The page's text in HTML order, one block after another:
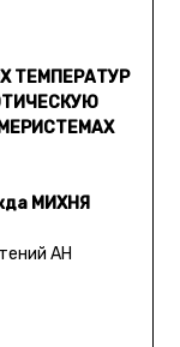
ТЕМПЕРАТУР
МИХНЯ
АН